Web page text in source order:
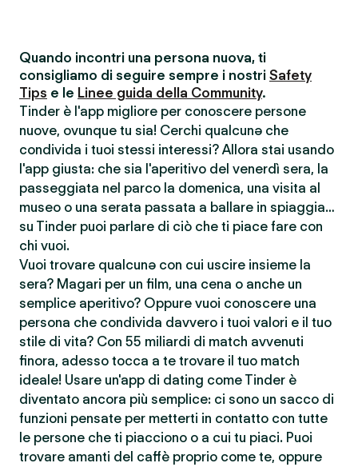
Quando incontri una persona nuova, ti
consigliamo di seguire sempre i nostri Safety
Tips e le Linee guida della Community.
Tinder è l'app migliore per conoscere persone
nuove, ovunque tu sia! Cerchi qualcunə che
condivida i tuoi stessi interessi? Allora stai usando
l'app giusta: che sia l'aperitivo del venerdì sera, la
passeggiata nel parco la domenica, una visita al
museo o una serata passata a ballare in spiaggia…
su Tinder puoi parlare di ciò che ti piace fare con
chi vuoi.
Vuoi trovare qualcunə con cui uscire insieme la
sera? Magari per un film, una cena o anche un
semplice aperitivo? Oppure vuoi conoscere una
persona che condivida davvero i tuoi valori e il tuo
stile di vita? Con 55 miliardi di match avvenuti
finora, adesso tocca a te trovare il tuo match
ideale! Usare un'app di dating come Tinder è
diventato ancora più semplice: ci sono un sacco di
funzioni pensate per metterti in contatto con tutte
le persone che ti piacciono o a cui tu piaci. Puoi
trovare amanti del caffè proprio come te, oppure